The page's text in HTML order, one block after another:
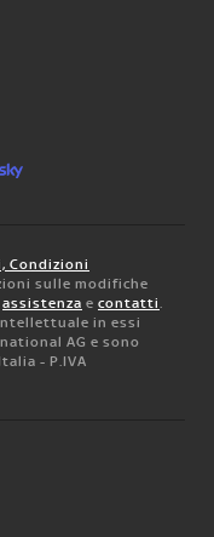
Condizioni
sulle modifiche
assistenza e contatti.
in essi
AG e sono
- P.IVA